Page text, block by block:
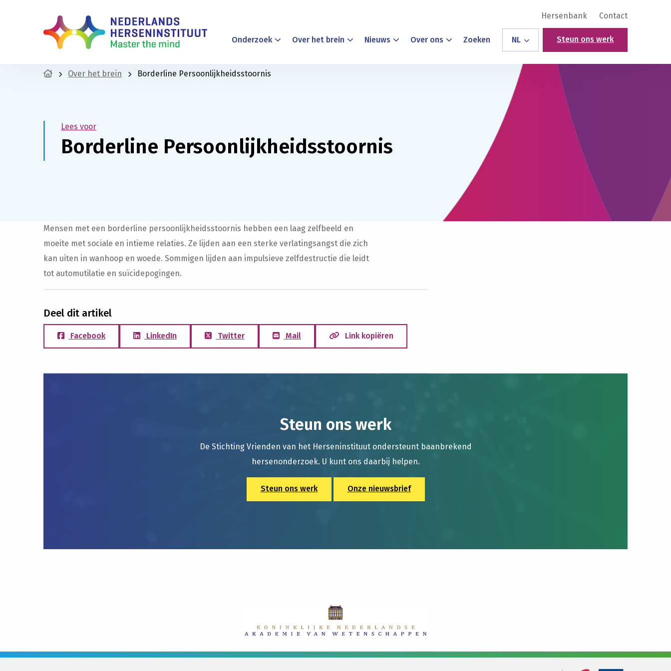
Hersenbank Contact
Onderzoek Over het brein Nieuws Over ons Zoeken NL Steun ons werk
Over het brein Borderline Persoonlijkheidsstoornis
Lees voor
Borderline Persoonlijkheidsstoornis
Mensen met een borderline persoonlijkheidsstoornis hebben een laag zelfbeeld en
moeite met sociale en intieme relaties. Ze lijden aan een sterke verlatingsangst die zich
kan uiten in wanhoop en woede. Sommigen lijden aan impulsieve zelfdestructie die leidt
tot automutilatie en suïcidepogingen.
Deel dit artikel
Facebook LinkedIn Twitter Mail Link kopiëren
Steun ons werk
De Stichting Vrienden van het Herseninstituut ondersteunt baanbrekend
hersenonderzoek. U kunt ons daarbij helpen.
Steun ons werk Onze nieuwsbrief